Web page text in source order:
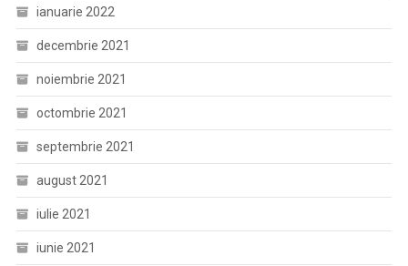
ianuarie 2022
decembrie 2021
noiembrie 2021
octombrie 2021
septembrie 2021
august 2021
iulie 2021
iunie 2021